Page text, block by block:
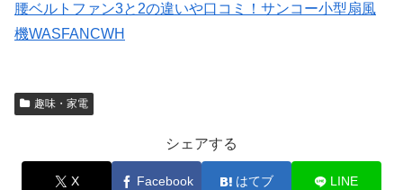
腰ベルトファン3と2の違いや口コミ！サンコー小型扇風
機WASFANCWH
趣味・家電
シェアする
X Facebook はてブ LINE